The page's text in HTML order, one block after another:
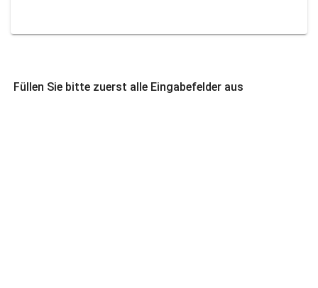
Füllen Sie bitte zuerst alle Eingabefelder aus